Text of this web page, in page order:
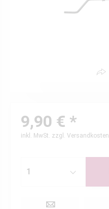
9,90 € *
inkl. MwSt. zzgl. Versandkosten